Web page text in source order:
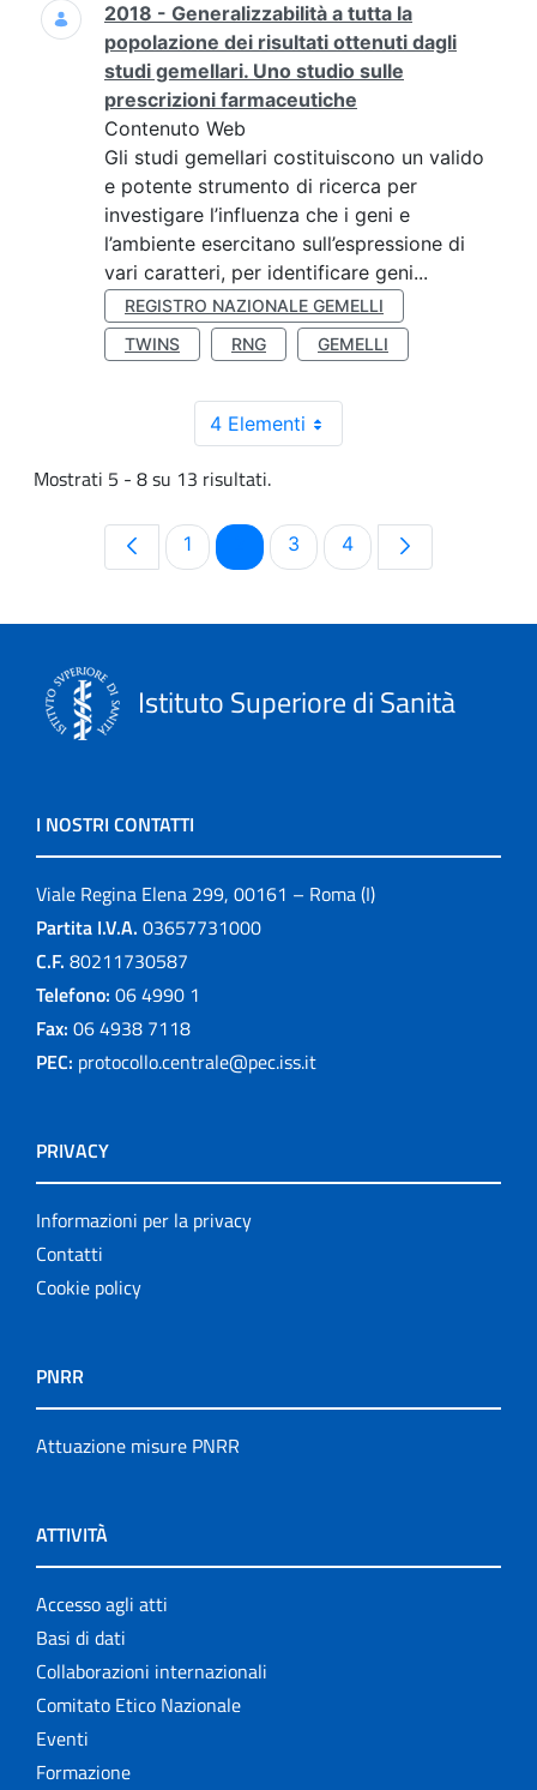
2018 - Generalizzabilità a tutta la
popolazione dei risultati ottenuti dagli
studi gemellari. Uno studio sulle
prescrizioni farmaceutiche
Contenuto Web
Gli studi gemellari costituiscono un valido
e potente strumento di ricerca per
investigare l’influenza che i geni e
l’ambiente esercitano sull’espressione di
vari caratteri, per identificare geni...
REGISTRO NAZIONALE GEMELLI
TWINS
RNG GEMELLI
4 Elementi
Mostrati 5 - 8 su 13 risultati.
Pagina
1 PaginaPagina
3 Pagina
4
Istituto Superiore di Sanità
I NOSTRI CONTATTI
Viale Regina Elena 299, 00161 – Roma (I)
Partita I.V.A. 03657731000
C.F. 80211730587
Telefono: 06 4990 1
Fax: 06 4938 7118
PEC: protocollo.centrale@pec.iss.it
PRIVACY
Informazioni per la privacy
Contatti
Cookie policy
PNRR
Attuazione misure PNRR
ATTIVITÀ
Accesso agli atti
Basi di dati
Collaborazioni internazionali
Comitato Etico Nazionale
Eventi
Formazione